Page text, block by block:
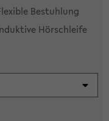
Bestuhlung
Hörschleife